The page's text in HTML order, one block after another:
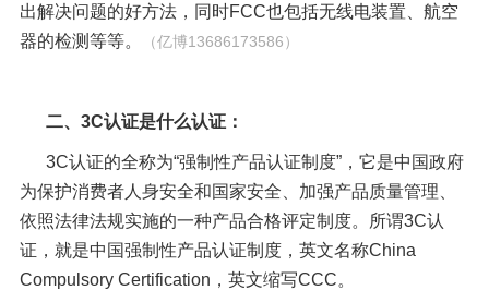
出解决问题的好方法，同时FCC也包括无线电装置、航空
器的检测等等。 （亿博13686173586）
二、3C认证是什么认证：
3C认证的全称为“强制性产品认证制度”，它是中国政府
为保护消费者人身安全和国家安全、加强产品质量管理、
依照法律法规实施的一种产品合格评定制度。所谓3C认
证，就是中国强制性产品认证制度，英文名称China
Compulsory Certification，英文缩写CCC。